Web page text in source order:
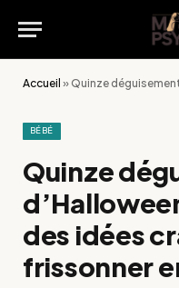
Accueil » Quinze déguisements
BÉBÉ
Quinze
des idées
frissonner